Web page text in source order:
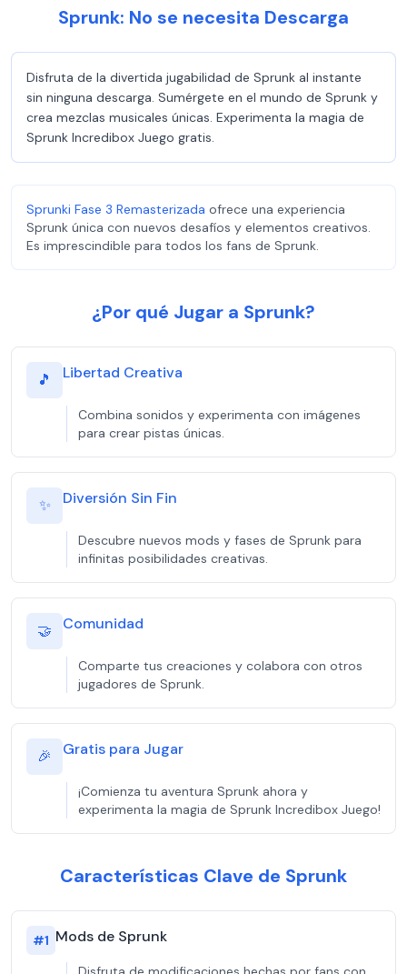
Sprunk: No se necesita Descarga
Disfruta de la divertida jugabilidad de Sprunk al instante
sin ninguna descarga. Sumérgete en el mundo de Sprunk y
crea mezclas musicales únicas. Experimenta la magia de
Sprunk Incredibox Juego gratis.
Sprunki Fase 3 Remasterizada ofrece una experiencia
Sprunk única con nuevos desafíos y elementos creativos.
Es imprescindible para todos los fans de Sprunk.
¿Por qué Jugar a Sprunk?
🎵 Libertad Creativa
Combina sonidos y experimenta con imágenes
para crear pistas únicas.
✨ Diversión Sin Fin
Descubre nuevos mods y fases de Sprunk para
infinitas posibilidades creativas.
🤝 Comunidad
Comparte tus creaciones y colabora con otros
jugadores de Sprunk.
🎉 Gratis para Jugar
¡Comienza tu aventura Sprunk ahora y
experimenta la magia de Sprunk Incredibox Juego!
Características Clave de Sprunk
#1 Mods de Sprunk